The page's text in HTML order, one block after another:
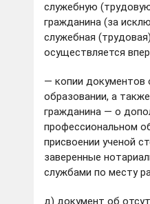
служебную
гражданина (за
служебная
осуществляется
— копии документов
образовании, а
гражданина — о
профессиональном
присвоении ученой
заверенные
службами по месту
д) документ об